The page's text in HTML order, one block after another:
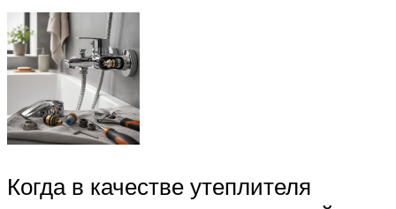
Когда в качестве утеплителя